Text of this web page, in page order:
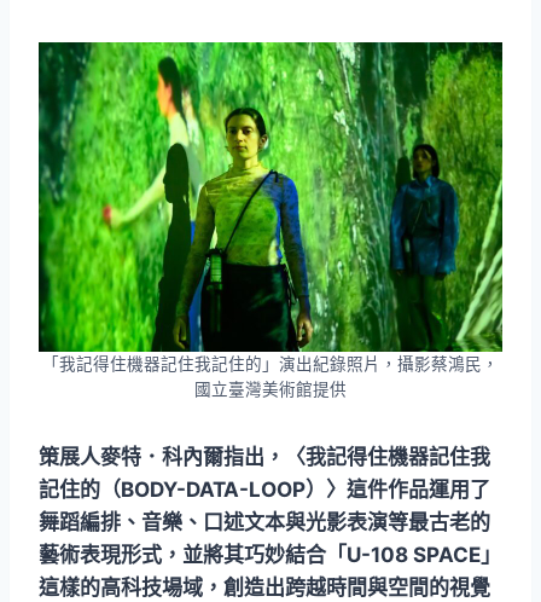
「我記得住機器記住我記住的」演出紀錄照片，攝影蔡鴻民，
國立臺灣美術館提供
策展人麥特．科內爾指出，〈我記得住機器記住我
記住的（BODY-DATA-LOOP）〉這件作品運用了
舞蹈編排、音樂、口述文本與光影表演等最古老的
藝術表現形式，並將其巧妙結合「U-108 SPACE」
這樣的高科技場域，創造出跨越時間與空間的視覺